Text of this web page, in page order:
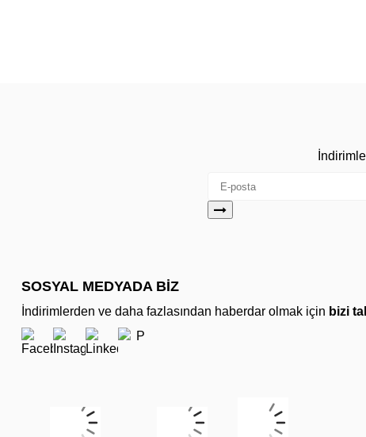
SOSYAL MEDYADA BİZ
İndirimlerden ve daha fazlasından haberdar olmak için bizi